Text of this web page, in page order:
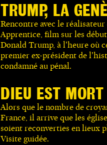
TRUMP, LA
Rencontre avec le
Apprentice, film sur les
Donald Trump, à l’heure où
premier ex-président de
condamné au pénal.
DIEU EST MORT
Alors que le nombre de
France, il arrive que les
soient reconverties en lieux
Visite guidée.